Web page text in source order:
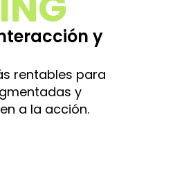
y
rentables para
y
a la acción.